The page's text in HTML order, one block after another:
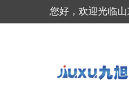
您好，欢迎光临山